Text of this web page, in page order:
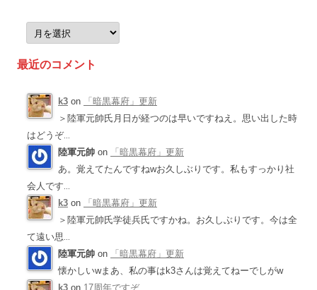
カ
最近のコメント
k3 on
「暗黒幕府」更新
＞陸軍元帥氏月日が経つのは早いですねえ。思い出した時
はどうぞ
陸軍元帥 on
「暗黒幕府」更新
あ。覚えてたんですねwお久しぶりです。私もすっかり社
会人です
k3 on
「暗黒幕府」更新
＞陸軍元帥氏学徒兵氏ですかね。お久しぶりです。今は全
て遠い思
陸軍元帥 on
「暗黒幕府」更新
懐かしいwまあ、私の事はk3さんは覚えてねーでしがw
k3 on 17周年ですぞ